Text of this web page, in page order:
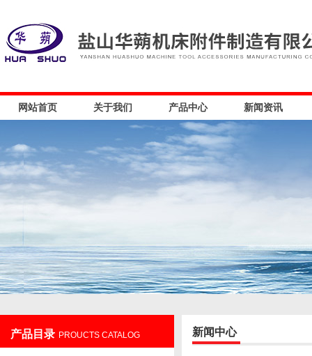
盐山华蒴机床附件制造有限公司
网站首页 关于我们 产品中心 新闻资讯
产品目录 PROUCTS CATALOG 新闻中心